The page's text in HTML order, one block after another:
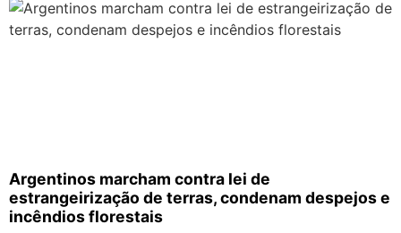
Argentinos marcham contra lei de
estrangeirização de terras, condenam despejos e
incêndios florestais